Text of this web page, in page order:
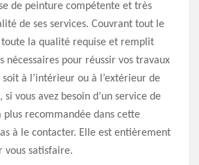
de peinture compétente et très
de ses services. Couvrant tout le
toute la qualité requise et remplit
nécessaires pour réussir vos travaux
à l’intérieur ou à l’extérieur de
vous avez besoin d’un service de
recommandée dans cette
à le contacter. Elle est entièrement
vous satisfaire.